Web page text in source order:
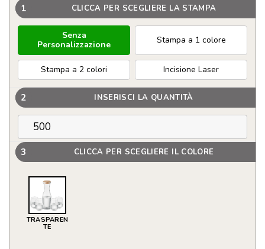
1 CLICCA PER SCEGLIERE LA STAMPA
Senza
Personalizzazione
Stampa a 1 colore
Stampa a 2 colori Incisione Laser
2 INSERISCI LA QUANTITÀ
3 CLICCA PER SCEGLIERE IL COLORE
TRASPAREN
TE